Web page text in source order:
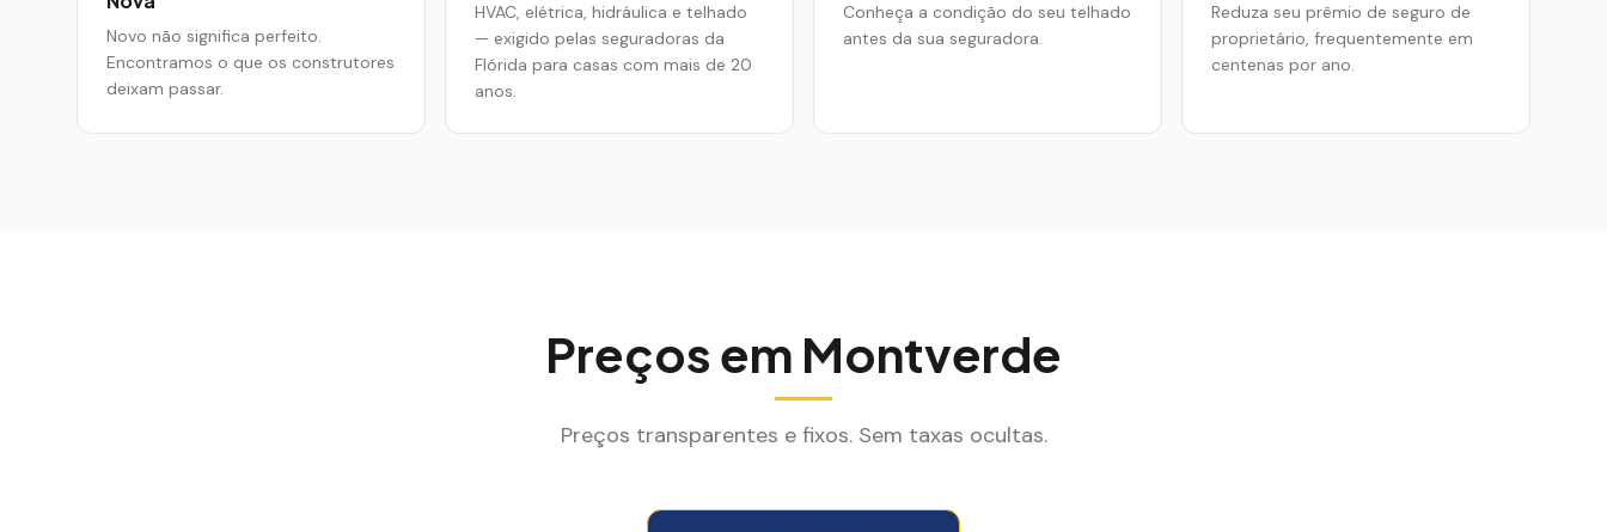
Novo não significa perfeito.
Encontramos o que os construtores
deixam passar.
HVAC, elétrica, hidráulica e telhado
— exigido pelas seguradoras da
Flórida para casas com mais de 20
anos.
Conheça a condição do seu telhado
antes da sua seguradora.
Reduza seu prêmio de seguro de
proprietário, frequentemente em
centenas por ano.
Preços em Montverde
Preços transparentes e fixos. Sem taxas ocultas.